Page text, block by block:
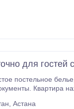
для гостей
Квартира
Астана